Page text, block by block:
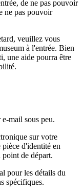
de ne pas pouvoir
ne pas pouvoir
veuillez vous
à l'entrée. Bien
une aide pourra être
mail sous peu.
sur votre
d'identité en
de départ.
pour les détails du
spécifiques.